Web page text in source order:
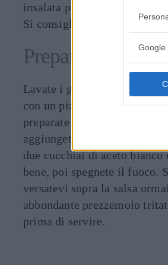
Google
insalata porcini.
Si consiglia di servirlo alla
Preparazione
Lavate i gamberoni sotto
con un pizzico di sale e un
preparate la salsa facendo
aggiungete l'aglio e i
due cucchiai di aceto
bene, poi spegnete il fuoco.
versatevi sopra la salsa
abbondante prezzemolo
prima di servire.